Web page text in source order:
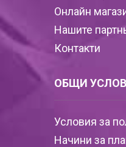
Онлайн
Нашите
Контакти
ОБЩИ
Условия за
Начини за